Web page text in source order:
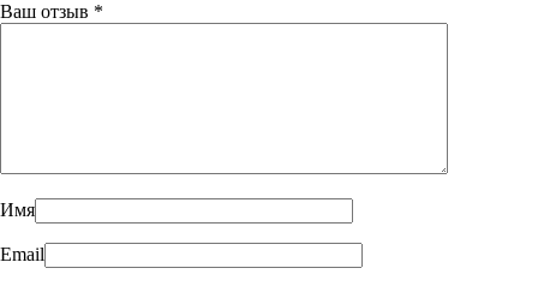
Ваш отзыв *
Имя
Email